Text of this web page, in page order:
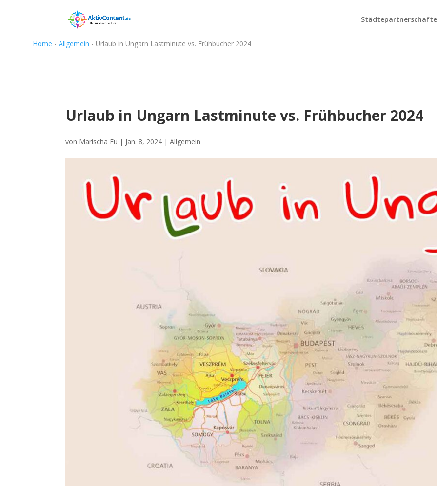
Home -Allgemein - Urlaub in Ungarn Lastminute vs. Frühbucher 2024
Urlaub in Ungarn Lastminute vs. Frühbucher 2024
von Marischa Eu | Jan. 8, 2024 |Allgemein